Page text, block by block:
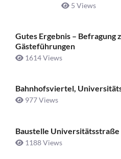
5 Views
Gutes Ergebnis – Befragung
Gästeführungen
1614 Views
Bahnhofsviertel,
977 Views
Baustelle
1188 Views